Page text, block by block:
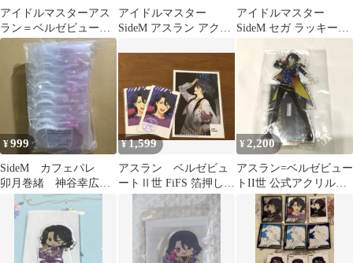
アイドルマスターアス
ラン＝ベルゼビュート
II世 SideM アクリルス
タンド
アイドルマスター
SideM アスラン アクス
アイドルマスター
SideM セガ ラッキーく
¥999
SideM カフェパレ
卯月巻緒 神谷幸広
アスラン 東雲荘一
郎 水嶋咲
¥1,599
アスラン゠ベルゼビュ
ートⅡ世 FiFS 箔押し
フォト風カード ブロマ
¥2,200
アスラン=ベルゼビュー
トII世 公式アクリルス
タンド